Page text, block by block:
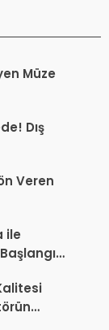
Müze
Dış
Veren
ile